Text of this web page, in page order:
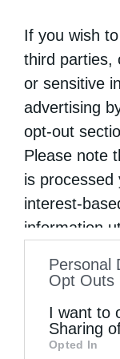
If you wish
third parties,
or sensitive
advertising
opt-out
Please note
is processed
interest-
information
to your opt-
information
of
Personal
Opt Outs
I want to
Sharing
Opted In
τρεις μόνον
δυνατόν να
και τη
εβραϊκή, η
Πρόκειται
ιερών
να
έκαναν οι
οποίοι
λόγο, πάνω
πολιτισμός.